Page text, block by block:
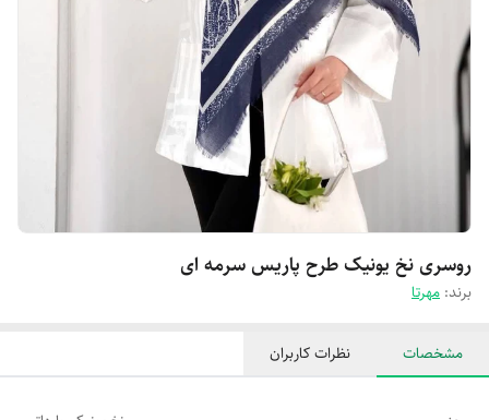
روسری نخ یونیک طرح پاریس سرمه ای
برند: مهرتا
مشخصات نظرات کاربران